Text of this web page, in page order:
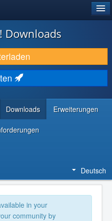
Downloads
Downloads Erweiterungen
Deutsch
in your
community by